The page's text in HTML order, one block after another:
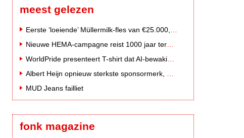
meest gelezen
MUD Jeans failliet
fonk magazine